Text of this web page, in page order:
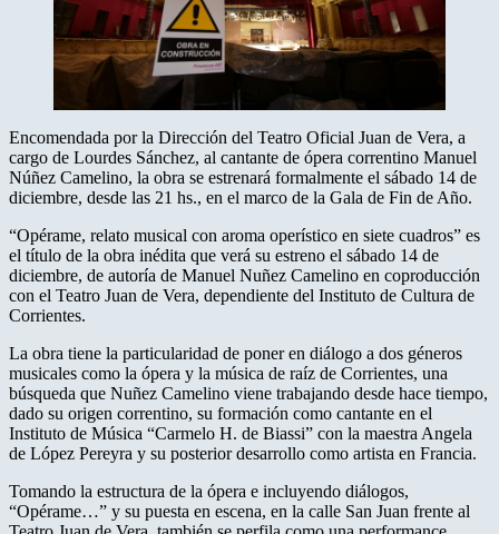
Encomendada por la Dirección del Teatro Oficial Juan de Vera, a
cargo de Lourdes Sánchez, al cantante de ópera correntino Manuel
Núñez Camelino, la obra se estrenará formalmente el sábado 14 de
diciembre, desde las 21 hs., en el marco de la Gala de Fin de Año.
“Opérame, relato musical con aroma operístico en siete cuadros” es
el título de la obra inédita que verá su estreno el sábado 14 de
diciembre, de autoría de Manuel Nuñez Camelino en coproducción
con el Teatro Juan de Vera, dependiente del Instituto de Cultura de
Corrientes.
La obra tiene la particularidad de poner en diálogo a dos géneros
musicales como la ópera y la música de raíz de Corrientes, una
búsqueda que Nuñez Camelino viene trabajando desde hace tiempo,
dado su origen correntino, su formación como cantante en el
Instituto de Música “Carmelo H. de Biassi” con la maestra Angela
de López Pereyra y su posterior desarrollo como artista en Francia.
Tomando la estructura de la ópera e incluyendo diálogos,
“Opérame…” y su puesta en escena, en la calle San Juan frente al